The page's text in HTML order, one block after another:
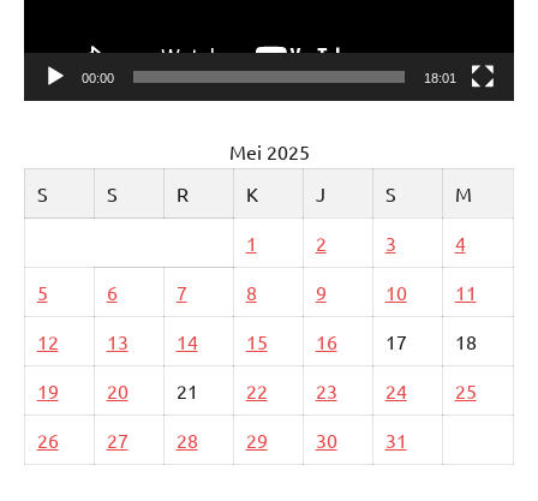
00:00 18:01
Mei 2025
S
S R K J S M
1 2 3 4
5 6 7 8 9 10 11
12 13 14 15 16 17 18
19 20 21 22 23 24 25
26 27 28 29 30 31